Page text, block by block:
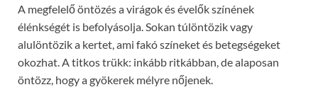
A megfelelő öntözés a virágok és évelők színének
élénkségét is befolyásolja. Sokan túlöntözik vagy
alulöntözik a kertet, ami fakó színeket és betegségeket
okozhat. A titkos trükk: inkább ritkábban, de alaposan
öntözz, hogy a gyökerek mélyre nőjenek.